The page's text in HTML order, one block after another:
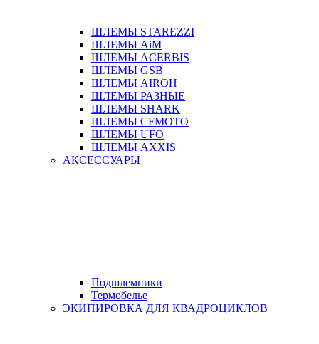
ШЛЕМЫ STAREZZI
ШЛЕМЫ AiM
ШЛЕМЫ ACERBIS
ШЛЕМЫ GSB
ШЛЕМЫ AIROH
ШЛЕМЫ РАЗНЫЕ
ШЛЕМЫ SHARK
ШЛЕМЫ CFMOTO
ШЛЕМЫ UFO
ШЛЕМЫ AXXIS
АКСЕССУАРЫ
Подшлемники
Термобелье
ЭКИПИРОВКА ДЛЯ КВАДРОЦИКЛОВ